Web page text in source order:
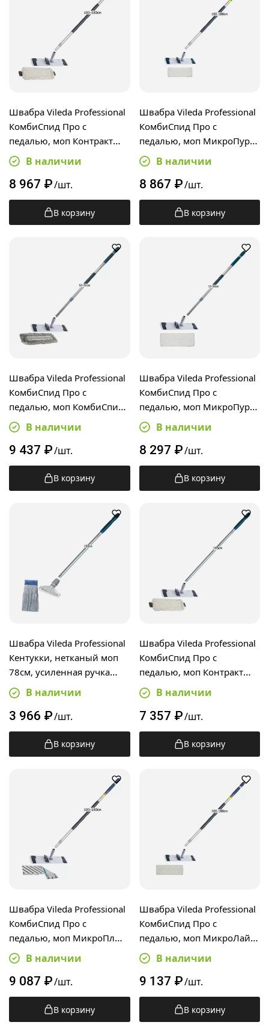
Швабра Vileda Professional
КомбиСпид Про с
педалью, моп Контракт
40см, телескопическая
ручка 100-180см
В наличии
8 967 ₽/шт.
В корзину
Швабра Vileda Professional
КомбиСпид Про с
педалью, моп МикроПур
40см, телескопическая
ручка 100-180см
В наличии
8 867 ₽/шт.
В корзину
Швабра Vileda Professional
КомбиСпид Про с
педалью, моп КомбиСпид
Трио 50см,
телескопическая ручка 50-
90см
В наличии
9 437 ₽/шт.
В корзину
Швабра Vileda Professional
КомбиСпид Про с
педалью, моп МикроПур
40см, телескопическая
ручка 50-90см
В наличии
8 297 ₽/шт.
В корзину
Швабра Vileda Professional
Кентукки, нетканый моп
78см, усиленная ручка
150смВ наличии
3 966 ₽/шт.
В корзину
Швабра Vileda Professional
КомбиСпид Про с
педалью, моп Контракт
40см, алюминиевая ручка
150см
В наличии
7 357 ₽/шт.
В корзину
Швабра Vileda Professional
КомбиСпид Про с
педалью, моп МикроПлюс
40см, телескопическая
ручка 100-180см
В наличии
9 087 ₽/шт.
В корзину
Швабра Vileda Professional
КомбиСпид Про с
педалью, моп МикроЛайт
Макси 40см,
телескопическая ручка
100-180см
В наличии
9 137 ₽/шт.
В корзину